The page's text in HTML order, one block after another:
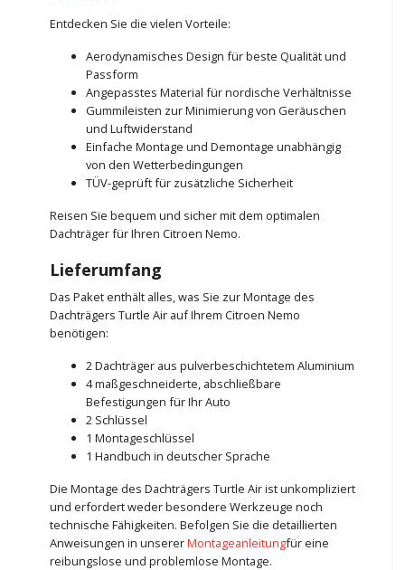
Entdecken Sie die vielen Vorteile:
Aerodynamisches Design für beste Qualität und
Passform
Angepasstes Material für nordische Verhältnisse
Gummileisten zur Minimierung von Geräuschen
und Luftwiderstand
Einfache Montage und Demontage unabhängig
von den Wetterbedingungen
TÜV-geprüft für zusätzliche Sicherheit
Reisen Sie bequem und sicher mit dem optimalen
Dachträger für Ihren Citroen Nemo.
Lieferumfang
Das Paket enthält alles, was Sie zur Montage des
Dachträgers Turtle Air auf Ihrem Citroen Nemo
benötigen:
2 Dachträger aus pulverbeschichtetem Aluminium
4 maßgeschneiderte, abschließbare
Befestigungen für Ihr Auto
2 Schlüssel
1 Montageschlüssel
1 Handbuch in deutscher Sprache
Die Montage des Dachträgers Turtle Air ist unkompliziert
und erfordert weder besondere Werkzeuge noch
technische Fähigkeiten. Befolgen Sie die detaillierten
Anweisungen in unsererMontageanleitungfür eine
reibungslose und problemlose Montage.